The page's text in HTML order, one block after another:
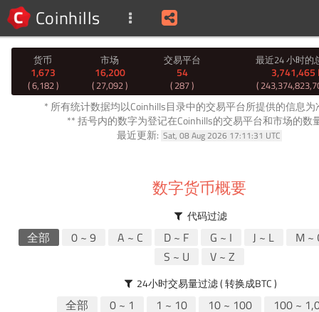
Coinhills
货币
1,673
( 6,182 )
市场
16,200
( 27,092 )
交易平台
54
( 287 )
最近24 小时的
3,741,465
(
* 所有统计数据均以Coinhills目录中的交易平台所提供的信息为
** 括号内的数字为登记在Coinhills的交易平台和市场的数
最近更新: Sat, 08 Aug 2026 17:11:31 UTC
数字货币概要
代码过滤
全部 0 ~ 9 A ~ C D ~ F G ~ I J ~ L
M ~
S ~ U
V ~ Z
24小时交易量过滤 ( 转换成BTC )
全部 0 ~ 1 1 ~ 10 10 ~ 100
100 ~